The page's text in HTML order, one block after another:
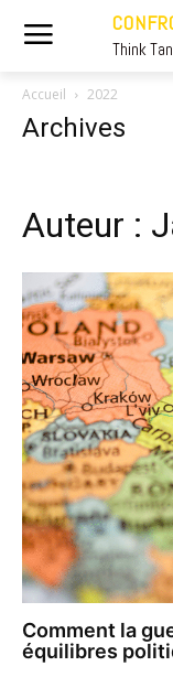
Think
Accueil 2022
Archives
Auteur :
Comment la
équilibres